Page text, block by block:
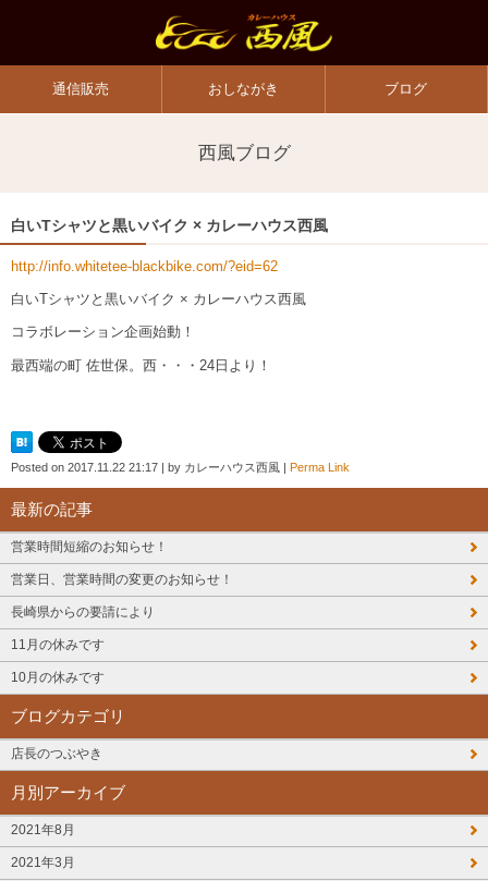
通信販売 おしながき ブログ
西風ブログ
白いTシャツと黒いバイク × カレーハウス西風
http://info.whitetee-blackbike.com/?eid=62
白いTシャツと黒いバイク × カレーハウス西風
コラボレーション企画始動！
最西端の町 佐世保。西・・・24日より！
Posted on 2017.11.22 21:17 | by カレーハウス西風 | Perma Link
最新の記事
営業時間短縮のお知らせ！
営業日、営業時間の変更のお知らせ！
長崎県からの要請により
11月の休みです
10月の休みです
ブログカテゴリ
店長のつぶやき
月別アーカイブ
2021年8月
2021年3月